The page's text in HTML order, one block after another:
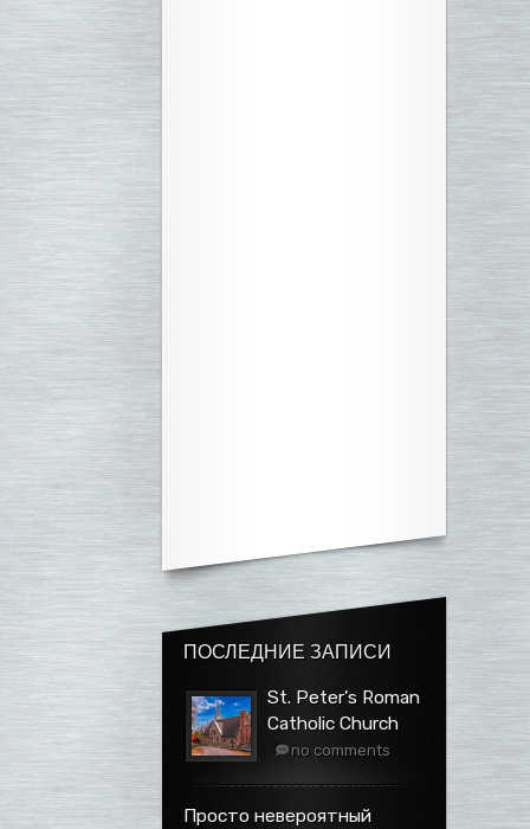
ПОСЛЕДНИЕ ЗАПИСИ
St. Peter's Roman
Catholic Church
no comments
Просто невероятный